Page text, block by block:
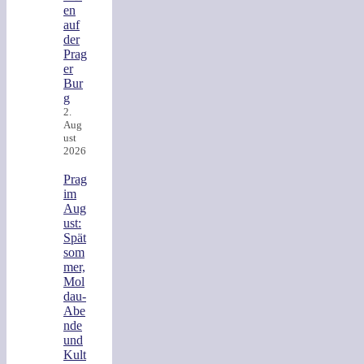
en
auf
der
Prag
er
Bur
g
2.
Aug
ust
2026
Prag
im
Aug
ust:
Spät
som
mer,
Mol
dau-
Abe
nde
und
Kult